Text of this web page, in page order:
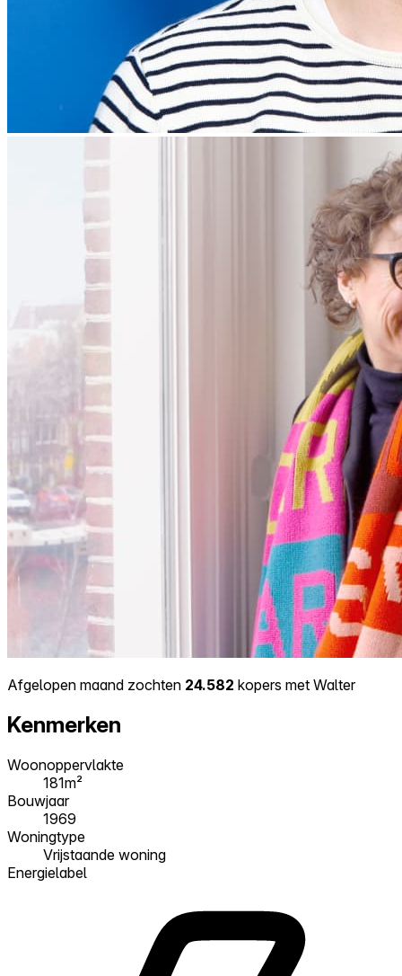
Afgelopen maand zochten 24.582 kopers met Walter
Kenmerken
Woonoppervlakte
181m²
Bouwjaar
1969
Woningtype
Vrijstaande woning
Energielabel